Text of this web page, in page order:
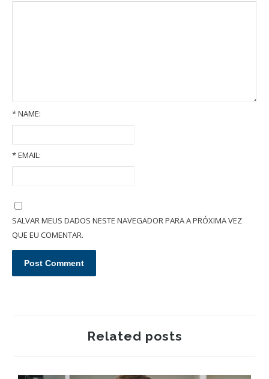
*NAME:
*EMAIL:
SALVAR MEUS DADOS NESTE NAVEGADOR PARA A PRÓXIMA VEZ
QUE EU COMENTAR.
Related posts